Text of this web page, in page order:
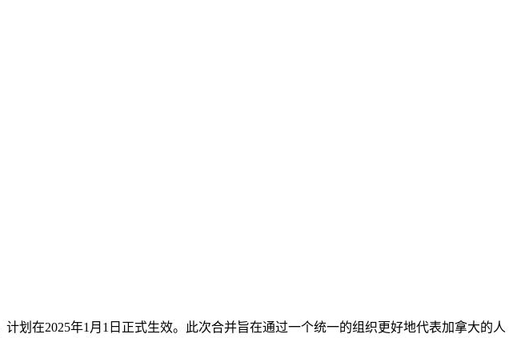
划在2025年1月1日正式生效。此次合并旨在通过一个统一的组织更好地代表加拿大的人